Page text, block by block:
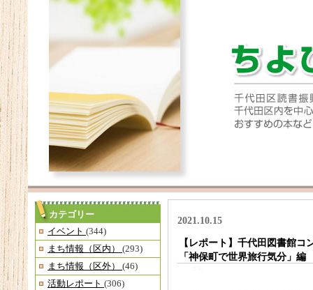
カテゴリー
イベント (344)
まち情報（区内） (293)
まち情報（区外） (46)
活動レポート (306)
2021.10.15
【レポート】千代田図書館
「神保町で世界旅行気分」編